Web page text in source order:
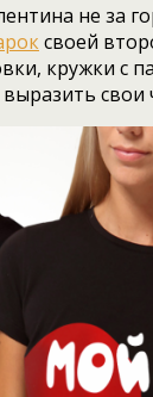
не за
своей
кружки с
свои